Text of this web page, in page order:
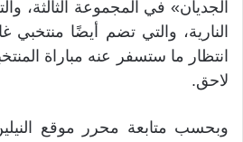
الجديان» في المجموعة الثالثة،
النارية، والتي تضم أيضًا منتخبي
انتظار ما ستسفر عنه مباراة
لاحق.
وبحسب متابعة محرر موقع